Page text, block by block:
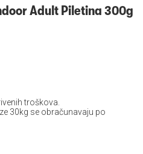
Adult Piletina 300g
troškova.
30kg se obračunavaju po